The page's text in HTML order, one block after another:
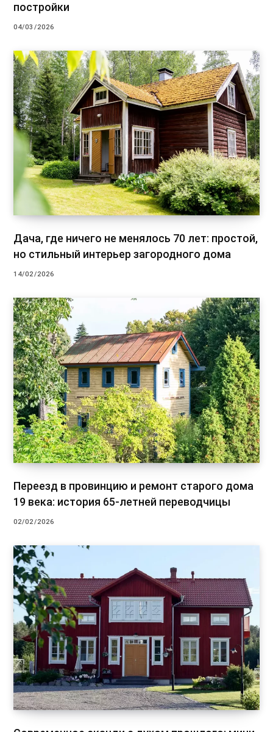
постройки
04/03/2026
Дача, где ничего не менялось 70 лет: простой,
но стильный интерьер загородного дома
14/02/2026
Переезд в провинцию и ремонт старого дома
19 века: история 65-летней переводчицы
02/02/2026